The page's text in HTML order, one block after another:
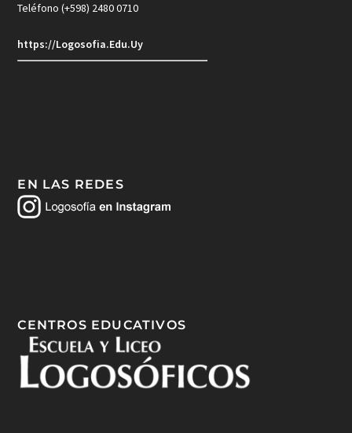
Teléfono (+598) 2480 0710
https://Logosofia.Edu.Uy
EN LAS REDES
CENTROS EDUCATIVOS